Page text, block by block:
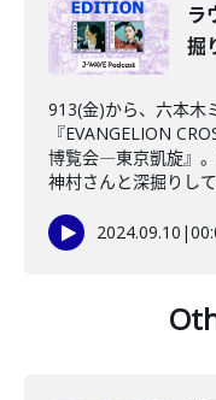
ラ
掘
913(金)から、六本木
『EVANGELION
博覧会―東京凱旋』
神村さんと深掘りし
2024.09.10 |